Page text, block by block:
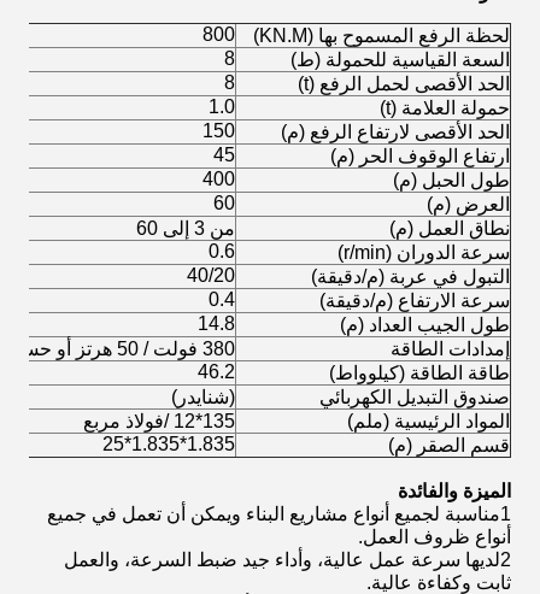
لحظة الرفع المسموح بها (KN.M)
800
السعة القياسية للحمولة (ط)
8
الحد الأقصى لحمل الرفع (t)
8
حمولة العلامة (t)
1.0
الحد الأقصى لارتفاع الرفع (م)
150
ارتفاع الوقوف الحر (م)
45
طول الحبل (م)
400
العرض (م)
60
نطاق العمل (م)
من 3 إلى 60
سرعة الدوران (r/min)
0.6
التبول في عربة (م/دقيقة)
40/20
سرعة الارتفاع (م/دقيقة)
0.4
طول الجيب العداد (م)
14.8
إمدادات الطاقة
380 فولت / 50 هرتز أو حسب متطلبات العميل
طاقة الطاقة (كيلوواط)
46.2
صندوق التبديل الكهربائي
(شنايدر)
المواد الرئيسية (ملم)
135*12 /فولاذ مربع
قسم الصقر (م)
1.835*1.835*25
الميزة والفائدة
1مناسبة لجميع أنواع مشاريع البناء ويمكن أن تعمل في جميع
أنواع ظروف العمل.
2لديها سرعة عمل عالية، وأداء جيد ضبط السرعة، والعمل
ثابت وكفاءة عالية.